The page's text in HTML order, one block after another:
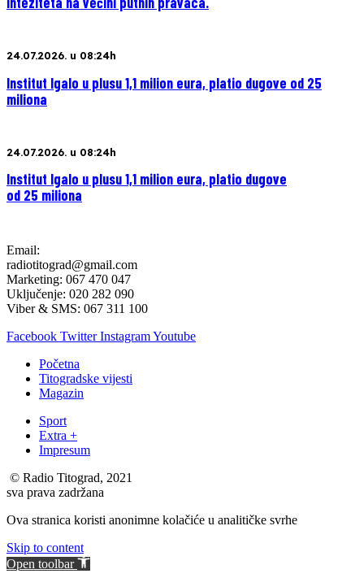
24.07.2026. u 08:24h
Institut Igalo u plusu 1,1 milion eura, platio dugove od 25
miliona
24.07.2026. u 08:24h
Institut Igalo u plusu 1,1 milion eura, platio dugove
od 25 miliona
Email:
radiotitograd@gmail.com
Marketing: 067 470 047
Uključenje: 020 282 090
Viber & SMS: 067 311 100
Facebook Twitter InstagramYoutube
Početna
Titogradske vijesti
Magazin
Sport
Extra +
Impresum
© Radio Titograd, 2021
sva prava zadržana
Ova stranica koristi anonimne kolačiće u analitičke svrhe
Skip to content
Open toolbar